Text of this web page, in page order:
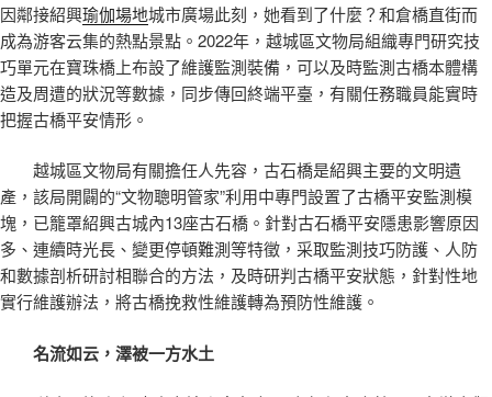
因鄰接紹興瑜伽場地城市廣場此刻，她看到了什麼？和倉橋直街而
成為游客云集的熱點景點。2022年，越城區文物局組織專門研究技
巧單元在寶珠橋上布設了維護監測裝備，可以及時監測古橋本體構
造及周遭的狀況等數據，同步傳回終端平臺，有關任務職員能實時
把握古橋平安情形。
越城區文物局有關擔任人先容，古石橋是紹興主要的文明遺
產，該局開闢的“文物聰明管家”利用中專門設置了古橋平安監測模
塊，已籠罩紹興古城內13座古石橋。針對古石橋平安隱患影響原因
多、連續時光長、變更停頓難測等特徵，采取監測技巧防護、人防
和數據剖析研討相聯合的方法，及時研判古橋平安狀態，針對性地
實行維護辦法，將古橋挽救性維護轉為預防性維護。
名流如云，澤被一方水土